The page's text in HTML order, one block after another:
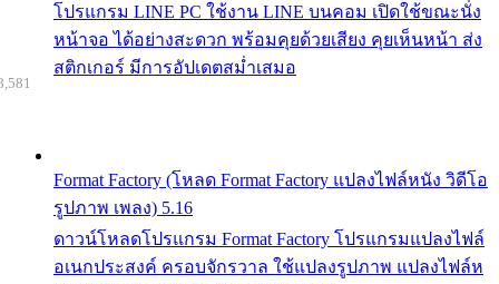
โปรแกรม LINE PC ใช้งาน LINE บนคอม เปิดใช้ขณะนั่ง
หน้าจอ ได้อย่างสะดวก พร้อมคุยด้วยเสียง คุยเห็นหน้า ส่ง
สติกเกอร์ มีการอัปเดตสม่ำเสมอ
Format Factory (โหลด Format Factory แปลงไฟล์หนัง วิดีโอ
รูปภาพ เพลง) 5.16
ดาวน์โหลดโปรแกรม Format Factory โปรแกรมแปลงไฟล์
อเนกประสงค์ ครอบจักรวาล ใช้แปลงรูปภาพ แปลงไฟล์ห